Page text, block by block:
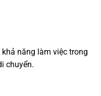
năng làm việc trong
chuyển.